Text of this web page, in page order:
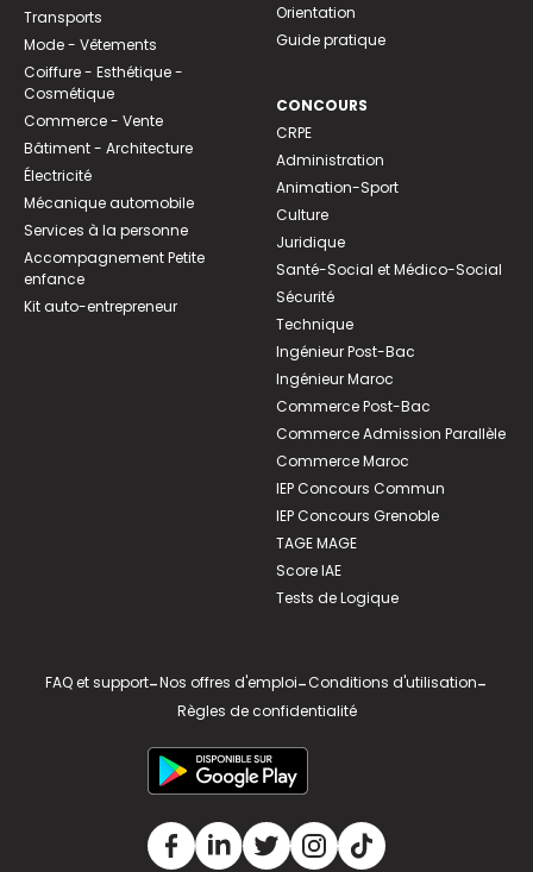
Transports
Mode - Vêtements
Coiffure - Esthétique -
Cosmétique
Commerce - Vente
Bâtiment - Architecture
Électricité
Mécanique automobile
Services à la personne
Accompagnement Petite
enfance
Kit auto-entrepreneur
Orientation
Guide pratique
CONCOURS
CRPE
Administration
Animation-Sport
Culture
Juridique
Santé-Social et Médico-Social
Sécurité
Technique
Ingénieur Post-Bac
Ingénieur Maroc
Commerce Post-Bac
Commerce Admission Parallèle
Commerce Maroc
IEP Concours Commun
IEP Concours Grenoble
TAGE MAGE
Score IAE
Tests de Logique
FAQ et support-Nos offres d'emploi-Conditions d'utilisation-
Règles de confidentialité